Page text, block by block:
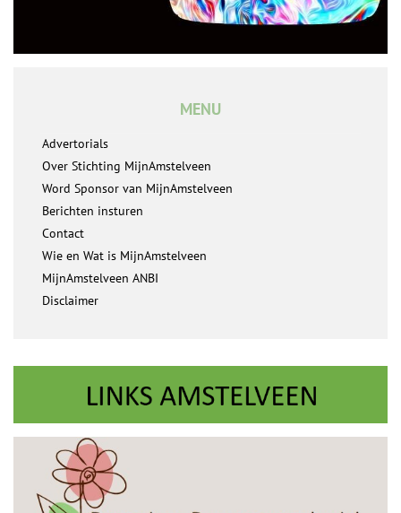
MENU
Advertorials
Over Stichting MijnAmstelveen
Word Sponsor van MijnAmstelveen
Berichten insturen
Contact
Wie en Wat is MijnAmstelveen
MijnAmstelveen ANBI
Disclaimer